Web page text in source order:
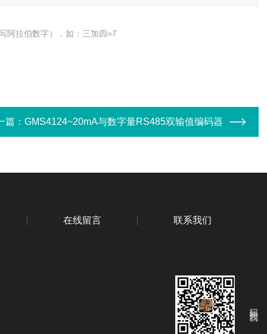
阿拉伯数字），如：三加四=7
篇： GMS4124~20mA与数字量RS485双输值编码器
在线留言 联系我们